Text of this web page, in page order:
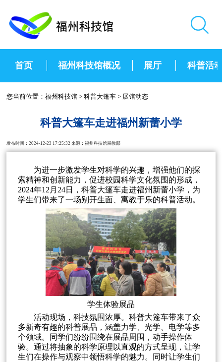
首页 福州科技馆概况 展厅 科普活
您当前位置：福州科技馆 >科普大篷车 > 展馆动态
科普大篷车走进福州新蕾小学
发布时间：2024-12-23 17:25:32 来源：福州科技馆展教部
为进一步激发学生对科学的兴趣，增强他们的探
索精神和创新能力，促进校园科学文化氛围的形成，
2024年12月24日，科普大篷车走进福州新蕾小学，为
学生们带来了一场别开生面、寓教于乐的科普活动。
学生体验展品
活动现场，科技氛围浓厚。科普大篷车带来了众
多新奇有趣的科普展品，涵盖力学、光学、电学等多
个领域。同学们纷纷围绕在展品周围，动手操作体
验。通过将抽象的科学原理以直观的方式呈现，让学
生们在操作与观察中领悟科学的魅力。同时让学生们